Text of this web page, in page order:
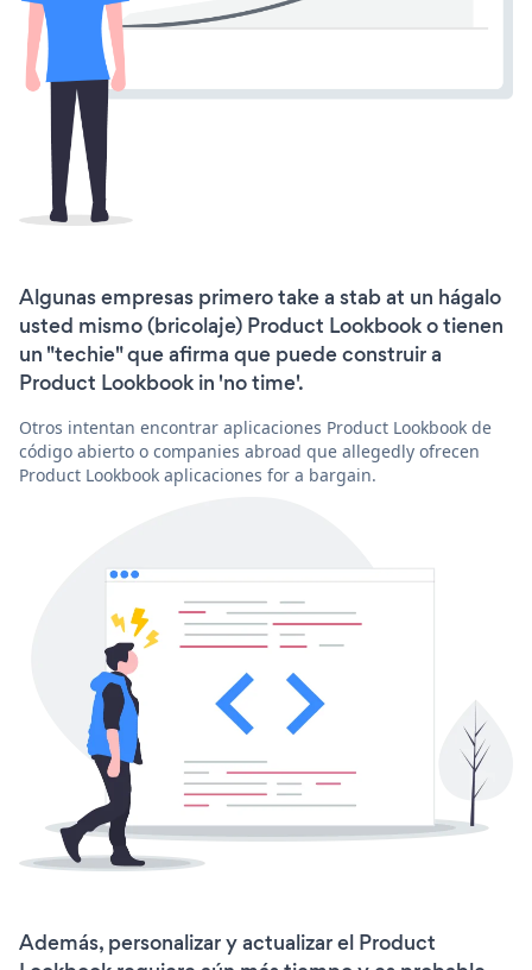
Algunas empresas primero take a stab at un hágalo
usted mismo (bricolaje) Product Lookbook o tienen
un "techie" que afirma que puede construir a
Product Lookbook in 'no time'.
Otros intentan encontrar aplicaciones Product Lookbook de
código abierto o companies abroad que allegedly ofrecen
Product Lookbook aplicaciones for a bargain.
Además, personalizar y actualizar el Product